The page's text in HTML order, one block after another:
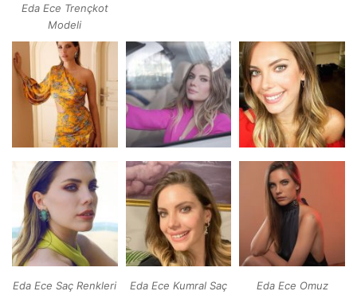
Eda Ece Trençkot
Modeli
Eda Ece Saç Renkleri
Eda Ece Kumral Saç
Eda Ece Omuz